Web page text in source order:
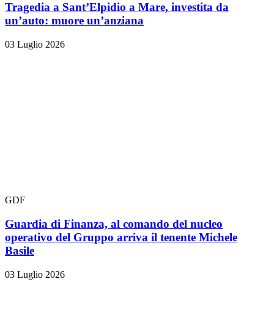
Tragedia a Sant’Elpidio a Mare, investita da
un’auto: muore un’anziana
03 Luglio 2026
GDF
Guardia di Finanza, al comando del nucleo
operativo del Gruppo arriva il tenente Michele
Basile
03 Luglio 2026